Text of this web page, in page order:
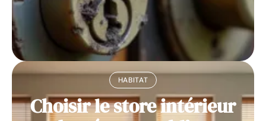
HABITAT
Choisir le store intérieur